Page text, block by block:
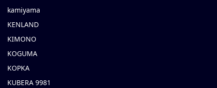
kamiyama
KENLAND
KIMONO
KOGUMA
KOPKA
KUBERA 9981